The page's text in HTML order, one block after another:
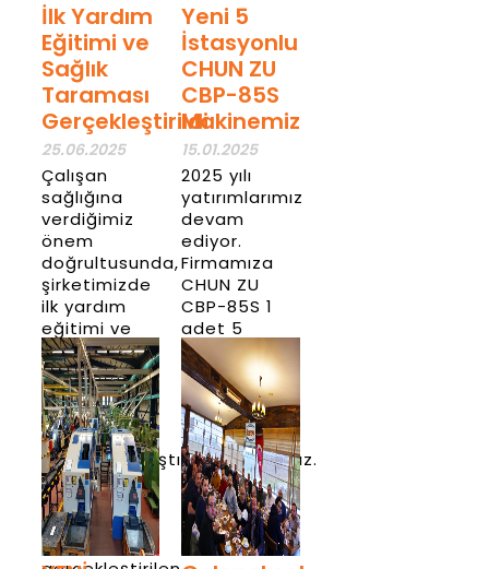
İlk Yardım
Eğitimi ve
Sağlık
Taraması
Gerçekleştirildi
25.06.2025
Çalışan
sağlığına
verdiğimiz
önem
doğrultusunda,
şirketimizde
ilk yardım
eğitimi ve
personel
sağlık
taraması
faaliyetleri
başarıyla
tamamlanmıştır.
Alanında
uzman
ekipler
tarafından
Yeni 5
İstasyonlu
CHUN ZU
CBP-85S
Makinemiz
15.01.2025
2025 yılı
yatırımlarımız
devam
ediyor.
Firmamıza
CHUN ZU
CBP-85S 1
adet 5
istasyonlu
transferli
pres
makinası
almış
bulunmaktayız.
Haber
Detay